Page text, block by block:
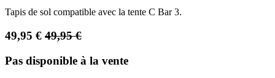
Tapis de sol compatible avec la tente C Bar 3.
49,95 € 49,95€
Pas disponible à la vente